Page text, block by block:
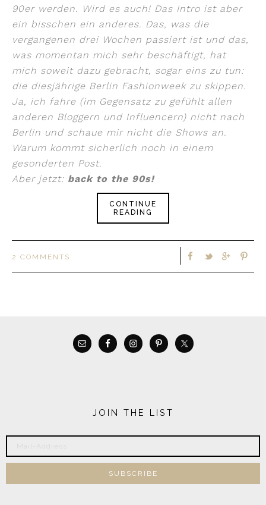
90er werden. Wird es auch! Das Intro ist aber
ein bisschen ein anderes. Das, was die
vergangenen drei Wochen passiert ist und das,
was momentan mich sehr beschäftigt, hat
mich soweit dazu gebracht, sogar eins zu tun:
die diesjährige Berlin Fashionweek zu skippen.
Ja, ich fahre (im Gegensatz zu gefühlt allen
anderen Bloggern und Influencern) nicht nach
Berlin und schaue mir nicht die Shows an.
Warum kommt sicherlich noch in einem
gesonderten Post.
Aber jetzt: back to the 90s!
CONTINUE
READING
2 COMMENTS
JOIN THE LIST